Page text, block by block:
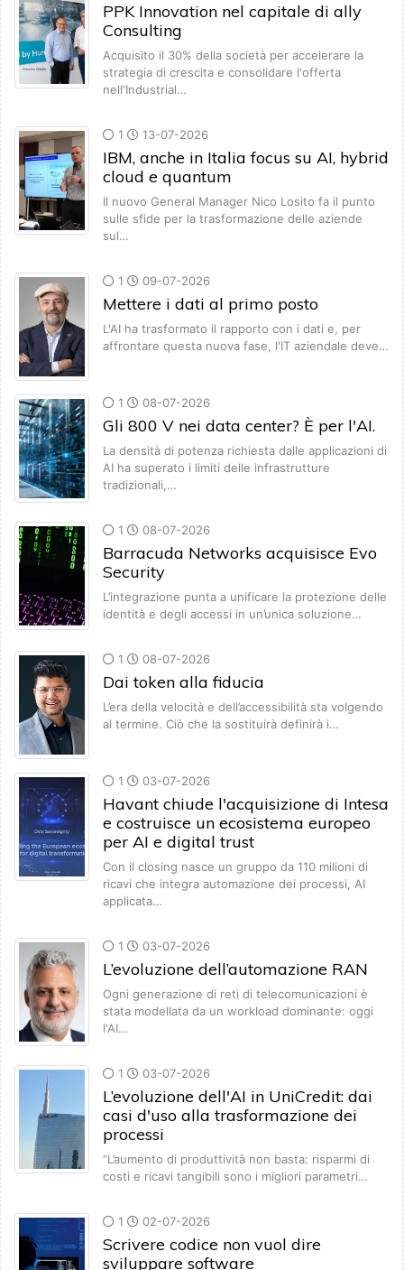
PPK Innovation nel capitale di ally
Consulting
Acquisito il 30% della società per accelerare la
strategia di crescita e consolidare l'offerta
nell'Industrial…
1 13-07-2026
IBM, anche in Italia focus su AI, hybrid
cloud e quantum
Il nuovo General Manager Nico Losito fa il punto
sulle sfide per la trasformazione delle aziende
sul…
1 09-07-2026
Mettere i dati al primo posto
L'AI ha trasformato il rapporto con i dati e, per
affrontare questa nuova fase, l'IT aziendale deve…
1 08-07-2026
Gli 800 V nei data center? È per l'AI.
La densità di potenza richiesta dalle applicazioni di
AI ha superato i limiti delle infrastrutture
tradizionali,…
1 08-07-2026
Barracuda Networks acquisisce Evo
Security
L’integrazione punta a unificare la protezione delle
identità e degli accessi in un’unica soluzione…
1 08-07-2026
Dai token alla fiducia
L’era della velocità e dell’accessibilità sta volgendo
al termine. Ciò che la sostituirà definirà i…
1 03-07-2026
Havant chiude l'acquisizione di Intesa
e costruisce un ecosistema europeo
per AI e digital trust
Con il closing nasce un gruppo da 110 milioni di
ricavi che integra automazione dei processi, AI
applicata…
1 03-07-2026
L’evoluzione dell’automazione RAN
Ogni generazione di reti di telecomunicazioni è
stata modellata da un workload dominante: oggi
l'AI…
1 03-07-2026
L’evoluzione dell'AI in UniCredit: dai
casi d'uso alla trasformazione dei
processi
“L’aumento di produttività non basta: risparmi di
costi e ricavi tangibili sono i migliori parametri…
1 02-07-2026
Scrivere codice non vuol dire
sviluppare software